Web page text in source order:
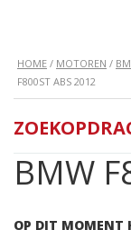
HOME / MOTOREN /
F800ST ABS 2012
BMW
OP DIT MOMENT